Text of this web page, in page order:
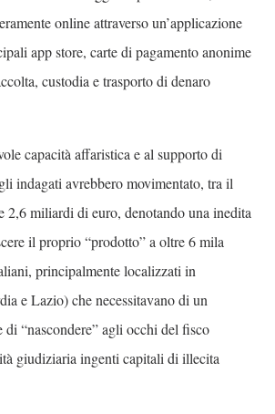
online attraverso un’applicazione
app store, carte di pagamento anonime
custodia e trasporto di denaro
capacità affaristica e al supporto di
indagati avrebbero movimentato, tra il
2,6 miliardi di euro, denotando una inedita
il proprio “prodotto” a oltre 6 mila
principalmente localizzati in
e Lazio) che necessitavano di un
di “nascondere” agli occhi del fisco
giudiziaria ingenti capitali di illecita